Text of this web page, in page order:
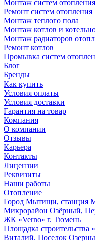
Монтаж систем отопления
Ремонт систем отопления
Монтаж теплого пола
Монтаж котлов и
Монтаж радиаторов
Ремонт котлов
Промывка систем
Блог
Бренды
Как купить
Условия оплаты
Условия доставки
Гарантия на товар
Компания
О компании
Отзывы
Карьера
Контакты
Лицензии
Реквизиты
Наши работы
Отопление
Город Мытищи, станция
Микрорайон Озёрный,
ЖК «Verno» г. Тюмень
Площадка строительства
Виталий. Поселок